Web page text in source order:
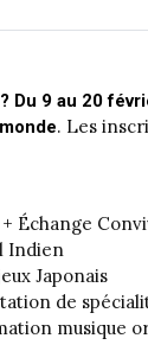
9 au 20
. Les
Échange
Indien
Japonais
de
musique